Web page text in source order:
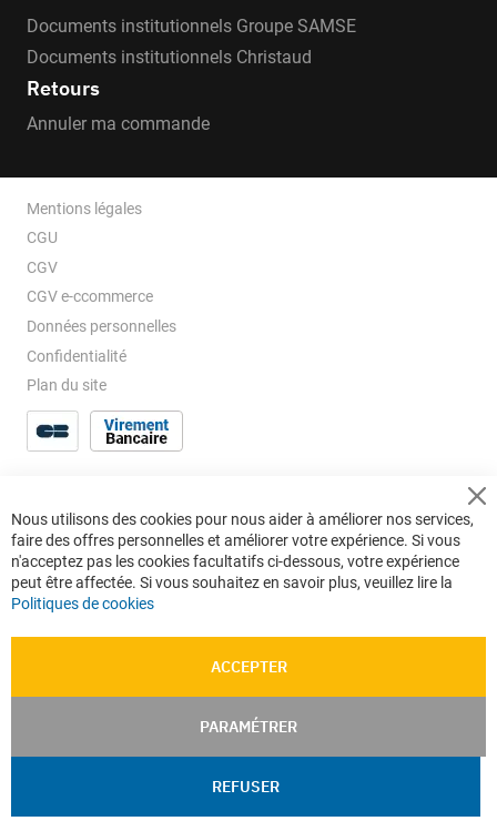
Documents institutionnels Groupe SAMSE
Documents institutionnels Christaud
Retours
Annuler ma commande
Mentions légales
CGU
CGV
CGV e-ccommerce
Données personnelles
Confidentialité
Plan du site
Nous utilisons des cookies pour nous aider à améliorer nos services,
faire des offres personnelles et améliorer votre expérience. Si vous
n'acceptez pas les cookies facultatifs ci-dessous, votre expérience
peut être affectée. Si vous souhaitez en savoir plus, veuillez lire la
Politiques de cookies
ACCEPTER
PARAMÉTRER
REFUSER